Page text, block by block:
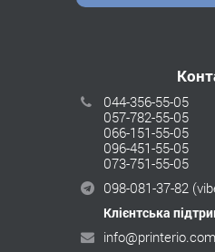
044-356-55-05
057-782-55-05
066-151-55-05
096-451-55-05
073-751-55-05
098-081-37-82
Клієнтська